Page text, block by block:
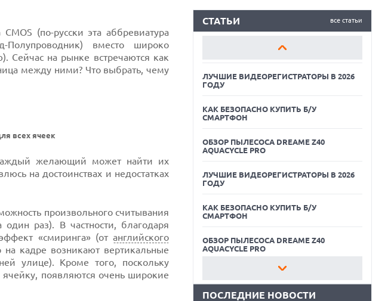
(по-русски эта аббревиатура
вместо широко
Сейчас на рынке встречаются как
между ними? Что выбрать, чему
всех ячеек
желающий может найти их
на достоинствах и недостатках
произвольного считывания
раз). В частности, благодаря
«смиринга» (от английского
кадре возникают вертикальные
улице). Кроме того, поскольку
ячейку, появляются очень широкие
все статьи
СТАТЬИ
КАК БЕЗОПАСНО КУПИТЬ Б/У
СМАРТФОН
ОБЗОР ПЫЛЕСОСА DREAME Z40
ЛУЧШИЕ ВИДЕОРЕГИСТРАТОРЫ В 2026
ГОДУ
КАК БЕЗОПАСНО КУПИТЬ Б/У
СМАРТФОН
ОБЗОР ПЫЛЕСОСА DREAME Z40
AQUACYCLE PRO
ЛУЧШИЕ ВИДЕОРЕГИСТРАТОРЫ В 2026
ГОДУ
КАК БЕЗОПАСНО КУПИТЬ Б/У
СМАРТФОН
ОБЗОР ПЫЛЕСОСА DREAME Z40
AQUACYCLE PRO
ЛУЧШИЕ ВИДЕОРЕГИСТРАТОРЫ В 2026
ПОСЛЕДНИЕ НОВОСТИ
XENIUM ВЫПУСТИЛА КНОПОЧНЫЕ
СМАРТФОНЫ С ПОДДЕРЖКОЙ СЕТЕЙ 4G
07.08.2026
СЕНСОРНЫМ ЭКРАНОМ НА КЕЙСЕ ДЛЯ
07.08.2026